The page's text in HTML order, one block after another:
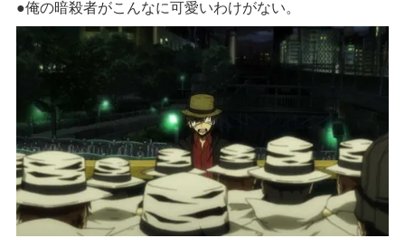
●俺の暗殺者がこんなに可愛いわけがない。